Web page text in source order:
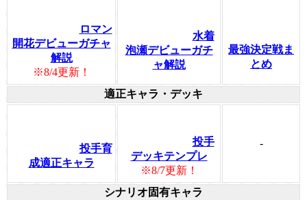
ロマン
開花デビューガチャ
解説
※8/4更新！
水着
泡瀬デビューガチ
ャ解説
最強決定戦ま
とめ
適正キャラ・デッキ
投手育
成適正キャラ
投手
デッキテンプレ
※8/7更新！
-
シナリオ固有キャラ